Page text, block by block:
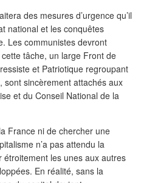
des mesures d’urgence qu’il
national et les conquêtes
Les communistes devront
tâche, un large Front de
et Patriotique regroupant
sont sincèrement attachés aux
et du Conseil National de la
France ni de chercher une
n’a pas attendu la
les unes aux autres
En réalité, sans la